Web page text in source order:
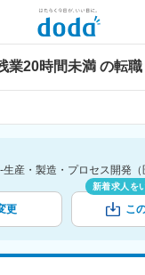
業20時間未満 の転
更
新着求人を
こ